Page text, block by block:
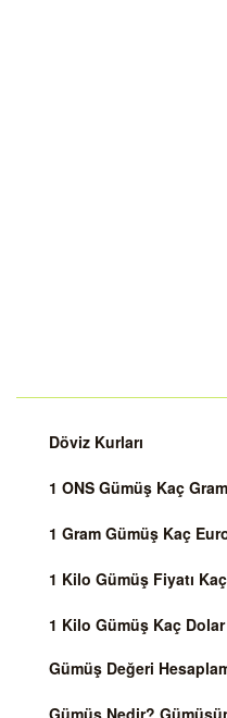
Döviz Kurları
1 ONS Gümüş Kaç
1 Gram Gümüş Kaç
1 Kilo Gümüş Fiyatı
1 Kilo Gümüş Kaç
Gümüş Değeri
Gümüş Nedir?